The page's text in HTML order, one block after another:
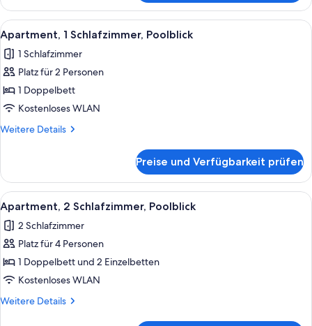
1
Schlafzimmer
Alle
Fotos
für
Apartment,
1
Schlafzimmer,
Poolblick
Ein Hotelzimmer mit einem großen
13
Apartment, 1 Schlafzimmer, Poolblick
1 Schlafzimmer
Platz für 2 Personen
1 Doppelbett
Kostenloses WLAN
Weitere Details
Weitere
1
Schlafzimmer,
Poolblick
Preise und Verfügbarkeit prüfen
Alle
Fotos
für
Apartment,
2 Schlafzimmer,
Poolblick
anzeigen
Ein Hotelzimmer mit großem
14
Apartment, 2 Schlafzimmer, Poolblick
2 Schlafzimmer
Platz für 4 Personen
1 Doppelbett und 2 Einzelbetten
Kostenloses WLAN
Weitere Details
Weitere